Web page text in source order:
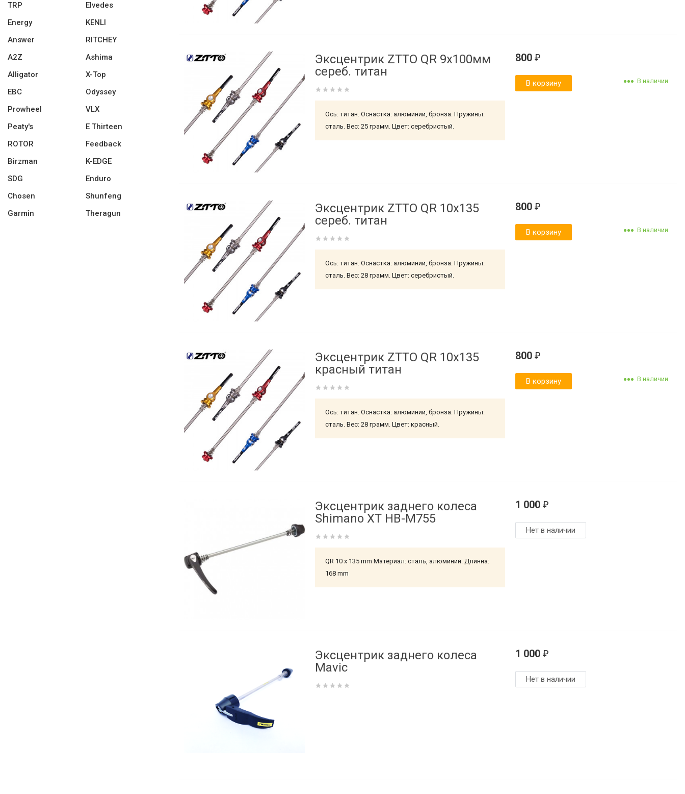
TRP
Elvedes
Energy
KENLI
Answer
RITCHEY
A2Z
Ashima
Alligator
X-Top
EBC
Odyssey
Prowheel
VLX
Peaty's
E Thirteen
ROTOR
Feedback
Birzman
K-EDGE
SDG
Enduro
Chosen
Shunfeng
Garmin
Theragun
Эксцентрик ZTTO QR 9x100мм
сереб. титан
Ось: титан. Оснастка: алюминий, бронза. Пружины:
сталь. Вес: 25 грамм. Цвет: серебристый.
800 ₽
В наличии
В корзину
Эксцентрик ZTTO QR 10x135
сереб. титан
Ось: титан. Оснастка: алюминий, бронза. Пружины:
сталь. Вес: 28 грамм. Цвет: серебристый.
800 ₽
В наличии
В корзину
Эксцентрик ZTTO QR 10x135
красный титан
Ось: титан. Оснастка: алюминий, бронза. Пружины:
сталь. Вес: 28 грамм. Цвет: красный.
800 ₽
В наличии
В корзину
Эксцентрик заднего колеса
Shimano XT HB-M755
QR 10 x 135 mm Материал: сталь, алюминий. Длинна:
168 mm
1 000 ₽
Нет в наличии
Эксцентрик заднего колеса
Mavic
1 000 ₽
Нет в наличии